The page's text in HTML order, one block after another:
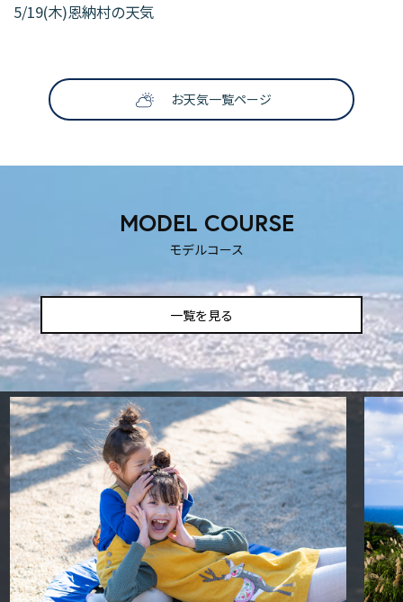
5/19(木)恩納村の天気
お天気一覧ページ
MODEL COURSE
モデルコース
一覧を見る